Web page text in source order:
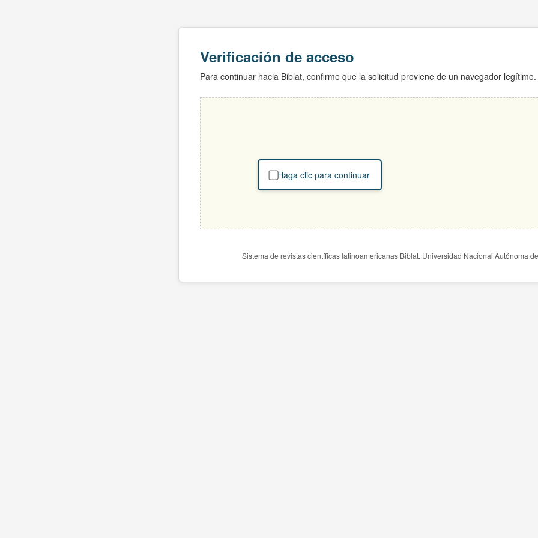
Verificación de acceso
Para continuar hacia Biblat, confirme que la solicitud proviene de un navegador legítimo.
Haga clic para continuar
Sistema de revistas científicas latinoamericanas Biblat. Universidad Nacional Autónoma